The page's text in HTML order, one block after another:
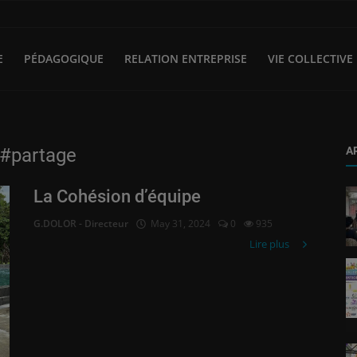
PÉDAGOGIQUE RELATION ENTREPRISE VIE COLLECTIVE
La Cohésion d’équipe
G.DOLOR - Directeur May 31, 2024 0 935
Lire plus